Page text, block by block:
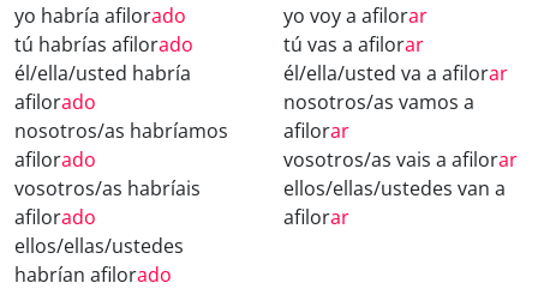
yo habría afilorado
tú habrías afilorado
él/ella/usted habría
afilorado
nosotros/as habríamos
afilorado
vosotros/as habríais
afilorado
ellos/ellas/ustedes
habrían afilorado
yo voy a afilorar
tú vas a afilorar
él/ella/usted va a afilorar
nosotros/as vamos a
afilorar
vosotros/as vais a afilorar
ellos/ellas/ustedes van a
afilorar